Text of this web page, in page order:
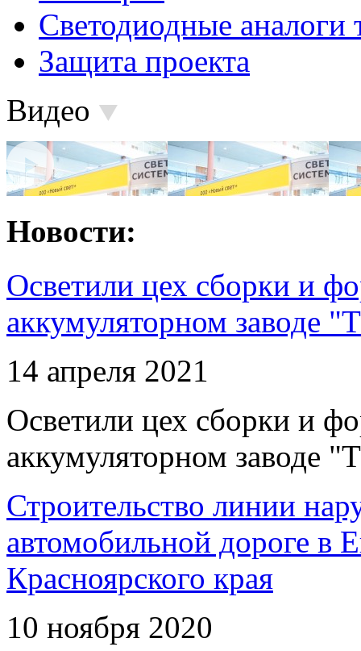
Светодиодные аналоги
Защита проекта
Видео
Новости:
Осветили цех сборки и
аккумуляторном заводе
14 апреля 2021
Осветили цех сборки и
аккумуляторном заводе
Строительство линии
автомобильной дороге в
Красноярского края
10 ноября 2020